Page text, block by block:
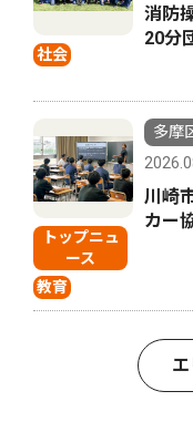
社会
消防
20分
トップニュ
ース
教育
多摩
川崎
カー